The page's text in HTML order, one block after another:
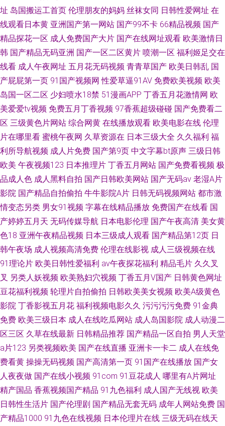
址 岛国搬运工首页 伦理朋友的妈妈 丝袜女同 日韩性爱网址 在
线观看日本黄 亚洲国产第一网站 国产99不卡 66精品视频 国产
精品探花一区 成人免费国产大片 国产在线网址观看 欧美激情日
韩 国产精品无码亚洲 国产一区二区黄片 喷潮一区 福利姬足交在
线看 成人午夜网址 五月花无码视频 青青草国产 欧美日韩乱 国
产屁屁第一页 91国产视频网 性爱草逼91AV 免费欧美视频 欧美
岛国一区二区 少妇喷水18禁 51漫画APP 丁香五月花激情网 欧
美爱爱tv视频 免费五月丁香视频 97香蕉超级碰碰 国产免费看二
区 三级黄色片网站 综合网黄 在线播放观看 欧美电影在线 伦理
片在哪里看 蜜桃午夜网 久草资源在 日本三级大全 久久福利 福
利所导航视频 成人片免费 国产第9页 中文字幕bt原声 三级日韩
欧美 午夜视频123 日本推理片 丁香五月网站 国产免费看视频 极
品成人色 成人黑料自拍 国产日韩欧美网站 国产无码av 老湿A片
影院 国产精品自拍偷拍 牛牛影院A片 日韩无码视频网站 都市激
情变态另类 男女91视频 字幕在线精品播放 免费国产在线看 国
产婷婷五月天 无码传媒导航 日本电影伦理 国产午夜高清 美女黄
色18 亚洲午夜精品视频 日本三级成人观看 国产精品第12页 日
韩午夜场 成人视频高清免费 伦理在线影视 成人三级视频在线
91理论片 欧美日韩性爱福利 av午夜探花福利 精品毛片 久久叉
叉 另类人妖视频 欧美熟妇穴视频 丁香五月V国产 日韩黄色网址
豆花福利视频 轮理片自拍偷拍 日韩欧美美女视频 欧美A级黄色
影院 丁香影视五月花 福利视频电影久久 污污污污免费 91金典
免费 欧美三级日本 成人在线吃瓜网站 成人岛国影院 成人动漫二
区三区 久草在线最新 日韩精品推荐 国产精品一区自拍 男人天堂
a片123 另类视频欧美 国产在线直播 亚洲卡一卡二 成人在线免
费看黄 操操无码视频 国产高清第一页 91国产在线播放 国产女
人夜夜做 国产在线小视频 91com 91豆花成人 哪里有A片网址
精产国品 香蕉视频国产精品 91九色福利 成人国产无线视 欧美
日韩性生活片 国产伦理剧 国产精品无套无码 成年人网站免费 国
产精品1000 91九色在线视频 日本伦理片在线 三级无码在线天